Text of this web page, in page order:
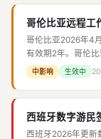
哥伦比亚远程工
哥伦比亚2026年4
有效期2年。哥伦比
中影响 生效中
西班牙数字游
西班牙2026年更新